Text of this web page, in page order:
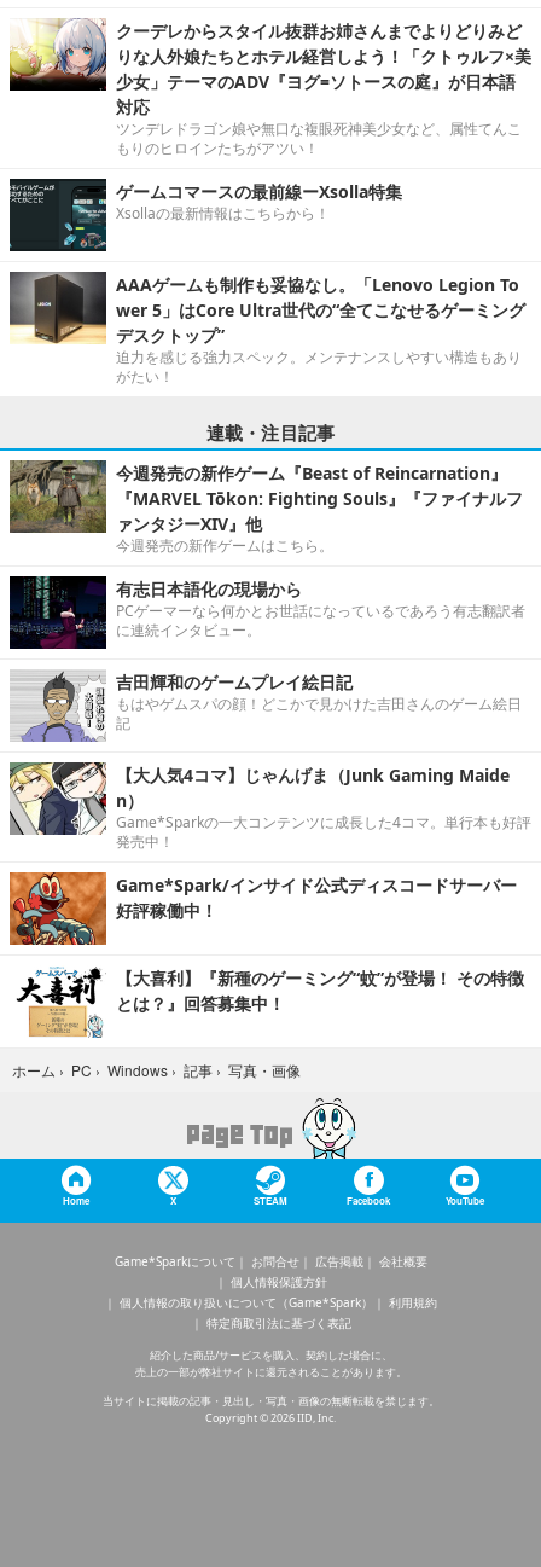
クーデレからスタイル抜群お姉さんまでよりどりみど
りな人外娘たちとホテル経営しよう！「クトゥルフ×美
少女」テーマのADV『ヨグ=ソトースの庭』が日本語
対応
ツンデレドラゴン娘や無口な複眼死神美少女など、属性てんこ
もりのヒロインたちがアツい！
ゲームコマースの最前線ーXsolla特集
Xsollaの最新情報はこちらから！
AAAゲームも制作も妥協なし。「Lenovo Legion To
wer 5」はCore Ultra世代の“全てこなせるゲーミング
デスクトップ”
迫力を感じる強力スペック。メンテナンスしやすい構造もあり
がたい！
連載・注目記事
今週発売の新作ゲーム『Beast of Reincarnation』
『MARVEL Tōkon: Fighting Souls』『ファイナルフ
ァンタジーXIV』他
今週発売の新作ゲームはこちら。
有志日本語化の現場から
PCゲーマーなら何かとお世話になっているであろう有志翻訳者
に連続インタビュー。
吉田輝和のゲームプレイ絵日記
もはやゲムスパの顔！どこかで見かけた吉田さんのゲーム絵日
記
【大人気4コマ】じゃんげま（Junk Gaming Maide
n）
Game*Sparkの一大コンテンツに成長した4コマ。単行本も好評
発売中！
Game*Spark/インサイド公式ディスコードサーバー
好評稼働中！
【大喜利】『新種のゲーミング“蚊”が登場！ その特徴
とは？』回答募集中！
ホーム › PC › Windows › 記事 › 写真・画像
Home X STEAM Facebook YouTube
Game*Sparkについて お問合せ 広告掲載
会社概要
個人情報保護方針
個人情報の取り扱いについて（Game*Spark）
利用規約
特定商取引法に基づく表記
紹介した商品/サービスを購入、契約した場合に、
売上の一部が弊社サイトに還元されることがあります。
当サイトに掲載の記事・見出し・写真・画像の無断転載を禁じます。
Copyright © 2026 IID, Inc.